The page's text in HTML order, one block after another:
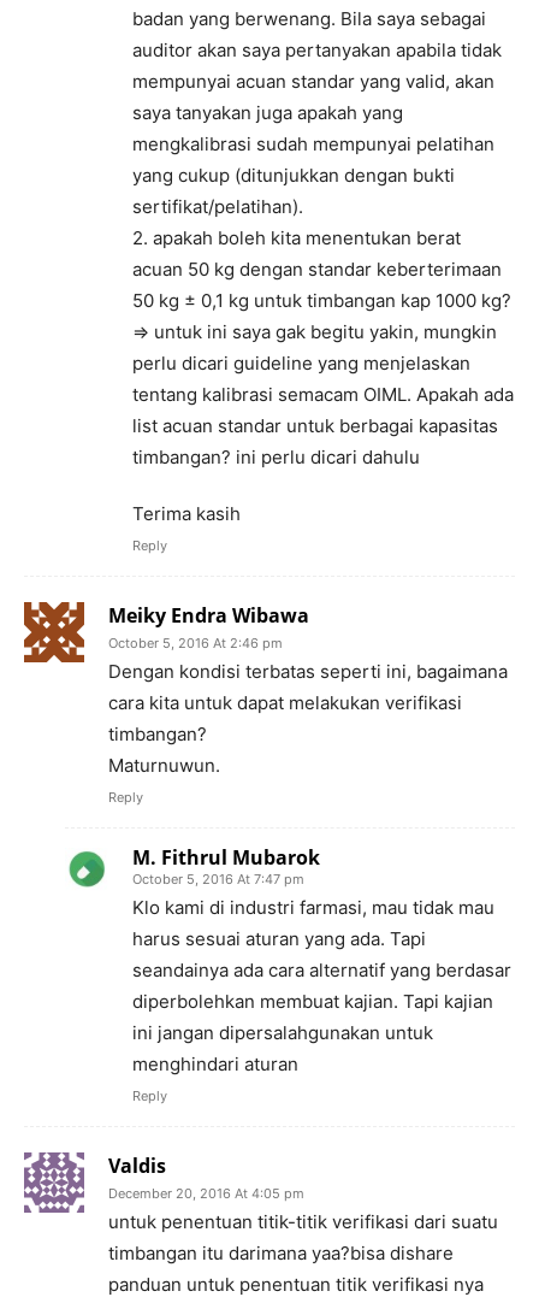
badan yang berwenang. Bila saya sebagai
auditor akan saya pertanyakan apabila tidak
mempunyai acuan standar yang valid, akan
saya tanyakan juga apakah yang
mengkalibrasi sudah mempunyai pelatihan
yang cukup (ditunjukkan dengan bukti
sertifikat/pelatihan).
2. apakah boleh kita menentukan berat
acuan 50 kg dengan standar keberterimaan
50 kg ± 0,1 kg untuk timbangan kap 1000 kg?
=> untuk ini saya gak begitu yakin, mungkin
perlu dicari guideline yang menjelaskan
tentang kalibrasi semacam OIML. Apakah ada
list acuan standar untuk berbagai kapasitas
timbangan? ini perlu dicari dahulu
Terima kasih
Reply
Meiky Endra Wibawa
October 5, 2016 At 2:46 pm
Dengan kondisi terbatas seperti ini, bagaimana
cara kita untuk dapat melakukan verifikasi
timbangan?
Maturnuwun.
Reply
M. Fithrul Mubarok
October 5, 2016 At 7:47 pm
Klo kami di industri farmasi, mau tidak mau
harus sesuai aturan yang ada. Tapi
seandainya ada cara alternatif yang berdasar
diperbolehkan membuat kajian. Tapi kajian
ini jangan dipersalahgunakan untuk
menghindari aturan
Reply
Valdis
December 20, 2016 At 4:05 pm
untuk penentuan titik-titik verifikasi dari suatu
timbangan itu darimana yaa?bisa dishare
panduan untuk penentuan titik verifikasi nya